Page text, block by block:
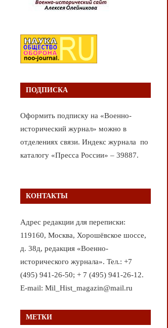
ПОДПИСКА
Оформить подписку на «Военно-
исторический журнал» можно в
отделениях связи. Индекс журнала по
каталогу «Пресса России» – 39887.
КОНТАКТЫ
Адрес редакции для переписки:
119160, Москва, Хорошёвское шоссе,
д. 38д, редакция «Военно-
исторического журнала». Тел.: +7
(495) 941-26-50; + 7 (495) 941-26-12.
E-mail: Mil_Hist_magazin@mail.ru
МЕТКИ